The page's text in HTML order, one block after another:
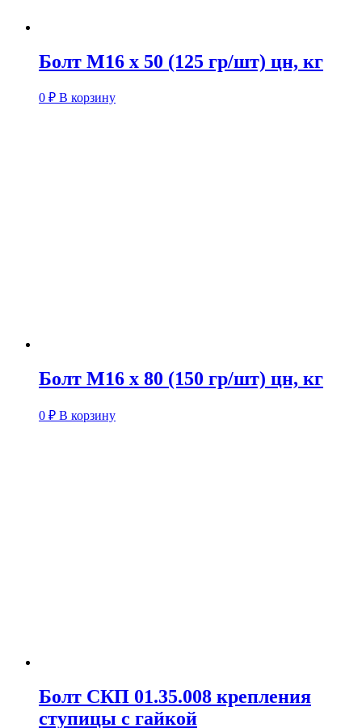
Болт М16 х 50 (125 гр/шт) цн, кг
0 ₽ В корзину
Болт М16 х 80 (150 гр/шт) цн, кг
0 ₽ В корзину
Болт СКП 01.35.008 крепления
ступицы с гайкой